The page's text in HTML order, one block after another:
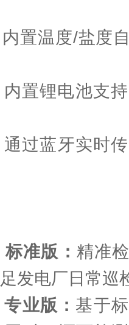
内置温度/盐度
内置锂电池支
通过蓝牙实时
准版： 精准
发电厂日常巡
业版： 基于